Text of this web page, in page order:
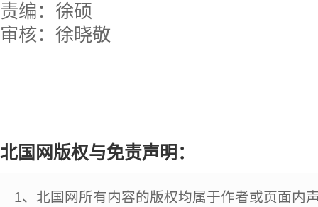
责编：徐硕
审核：徐晓敬
北国网版权与免责声明：
1、北国网所有内容的版权均属于作者或页面内